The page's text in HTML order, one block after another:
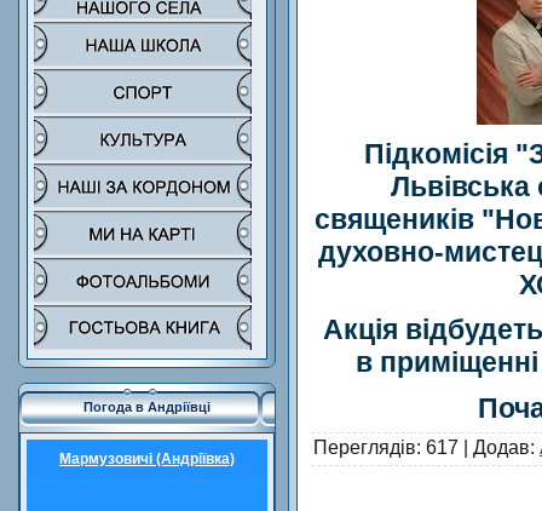
Погода в Андріївці
Мармузовичі (Андріївка)
Підкомісія
Львівська
священиків
духовно-
Акція
в
Переглядів: 617 | Додав: